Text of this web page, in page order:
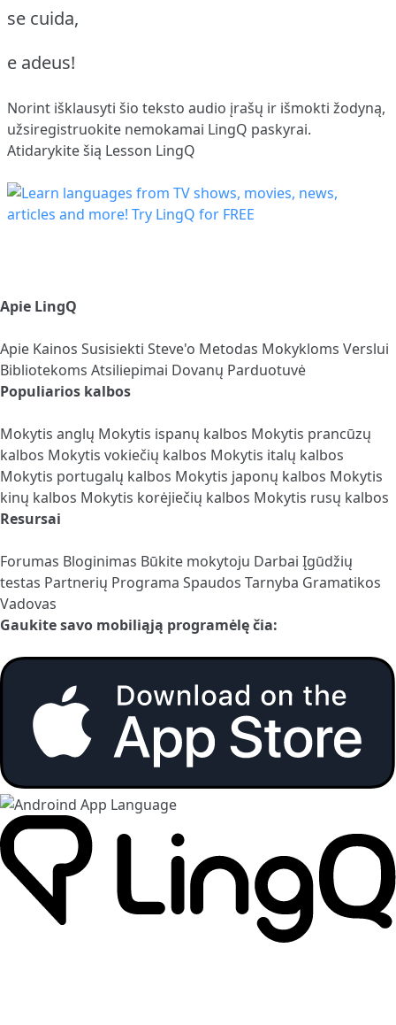
se cuida,
e adeus!
Norint išklausyti šio teksto audio įrašų ir išmokti žodyną,
užsiregistruokite nemokamai LingQ paskyrai.
Atidarykite šią Lesson LingQ
Apie LingQ
Apie Kainos Susisiekti Steve'o Metodas Mokykloms Verslui
Bibliotekoms Atsiliepimai Dovanų Parduotuvė
Populiarios kalbos
Mokytis anglų Mokytis ispanų kalbos Mokytis prancūzų
kalbos Mokytis vokiečių kalbos Mokytis italų kalbos
Mokytis portugalų kalbos Mokytis japonų kalbos Mokytis
kinų kalbos Mokytis korėjiečių kalbos Mokytis rusų kalbos
Resursai
Forumas Bloginimas Būkite mokytoju Darbai Įgūdžių
testas Partnerių Programa Spaudos Tarnyba Gramatikos
Vadovas
Gaukite savo mobiliąją programėlę čia: